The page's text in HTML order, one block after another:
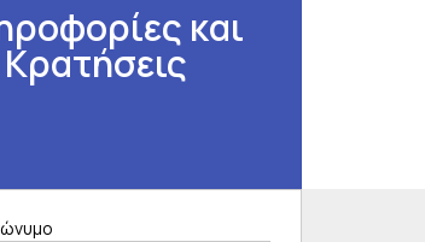
και
Κρατήσεις